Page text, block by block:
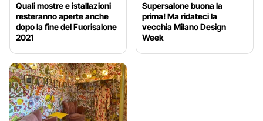
Quali mostre e istallazioni
resteranno aperte anche
dopo la fine del Fuorisalone
2021
Supersalone buona la
prima! Ma ridateci la
vecchia Milano Design
Week